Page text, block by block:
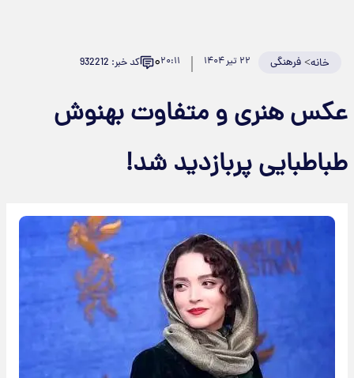
خانه>فرهنگی ۲۲ تیر ۱۴۰۴ ۲۰:۱۱۰ کد خبر: 932212
عکس هنری و متفاوت بهنوش
طباطبایی پربازدید شد!